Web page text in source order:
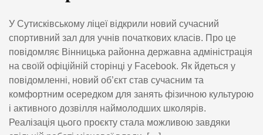
У Сутисківському ліцеї відкрили новий сучасний
спортивний зал для учнів початкових класів. Про це
повідомляє Вінницька районна державна адміністрація
на своїй офіційній сторінці у Facebook. Як йдеться у
повідомленні, новий об’єкт став сучасним та
комфортним осередком для занять фізичною культурою
і активного дозвілля наймолодших школярів.
Реалізація цього проєкту стала можливою завдяки